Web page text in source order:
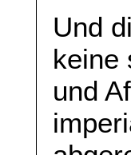
Und
keine
und